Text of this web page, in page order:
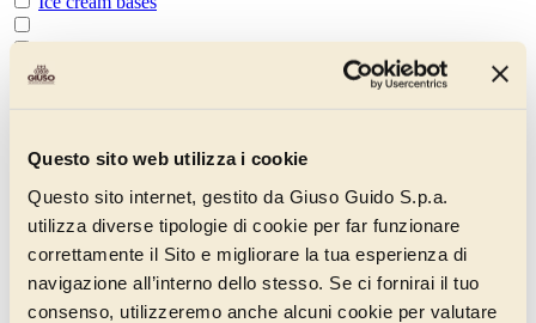
Questo sito web utilizza i cookie
Questo sito internet, gestito da Giuso Guido S.p.a.
utilizza diverse tipologie di cookie per far funzionare
correttamente il Sito e migliorare la tua esperienza di
navigazione all’interno dello stesso. Se ci fornirai il tuo
consenso, utilizzeremo anche alcuni cookie per valutare
Chocolate Ice Cream Bases
Evoluzione Base